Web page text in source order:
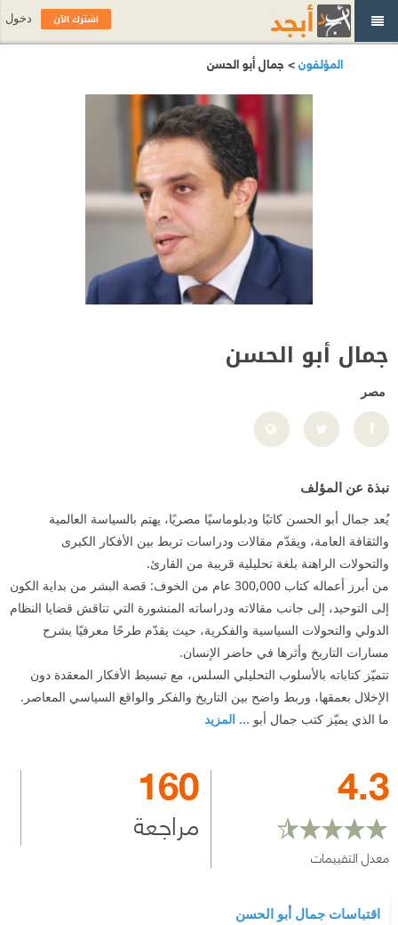
المؤلفون> جمال أبو الحسن
جمال أبو الحسن
مصر
نبذة عن المؤلف
يُعد جمال أبو الحسن كاتبًا ودبلوماسيًا مصريًا، يهتم بالسياسة العالمية
والثقافة العامة، ويقدّم مقالات ودراسات تربط بين الأفكار الكبرى
والتحولات الراهنة بلغة تحليلية قريبة من القارئ.
من أبرز أعماله كتاب 300,000 عام من الخوف: قصة البشر من بداية الكون
إلى التوحيد، إلى جانب مقالاته ودراساته المنشورة التي تناقش قضايا النظام
الدولي والتحولات السياسية والفكرية، حيث يقدّم طرحًا معرفيًا يشرح
مسارات التاريخ وأثرها في حاضر الإنسان.
تتميّز كتاباته بالأسلوب التحليلي السلس، مع تبسيط الأفكار المعقدة دون
الإخلال بعمقها، وربط واضح بين التاريخ والفكر والواقع السياسي المعاصر.
ما الذي يميّز كتب جمال أبو ... المزيد
4.3
معدل التقييمات
160
مراجعة
اقتباسات جمال أبو الحسن
اشترك الآن دخول